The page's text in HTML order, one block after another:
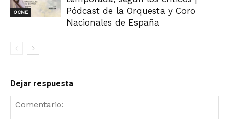
OCNE
Pódcast de la Orquesta y Coro
Nacionales de España
Dejar respuesta